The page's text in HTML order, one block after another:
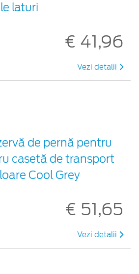
laturi
€ 41,96
Vezi detalii
de pernă pentru
casetă de transport
Cool Grey
€ 51,65
Vezi detalii